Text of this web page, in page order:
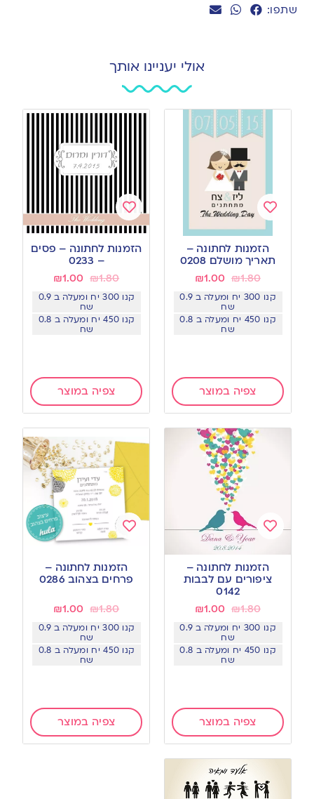
שתפו:
אולי יעניינו אותך
Add
to
wishlist
הזמנות לחתונה –
תאריך מושלם 0208
₪1.80
₪1.00
קנו 300 יח ומעלה ב 0.9
שח
קנו 450 יח ומעלה ב 0.8
שח
צפיה במוצר
Add
to
wishlist
הזמנות לחתונה – פסים
– 0233
₪1.80
₪1.00
קנו 300 יח ומעלה ב 0.9
שח
קנו 450 יח ומעלה ב 0.8
שח
צפיה במוצר
to
wishlist
הזמנות לחתונה –
ציפורים עם לבבות
0142
₪1.80
₪1.00
קנו 300 יח ומעלה ב 0.9
שח
קנו 450 יח ומעלה ב 0.8
שח
צפיה במוצר
to
wishlist
הזמנות לחתונה –
פרחים בצהוב 0286
₪1.80
₪1.00
קנו 300 יח ומעלה ב 0.9
שח
קנו 450 יח ומעלה ב 0.8
שח
צפיה במוצר